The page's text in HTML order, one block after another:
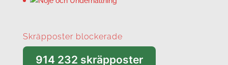
Skräpposter blockerade
914 232 skräpposter